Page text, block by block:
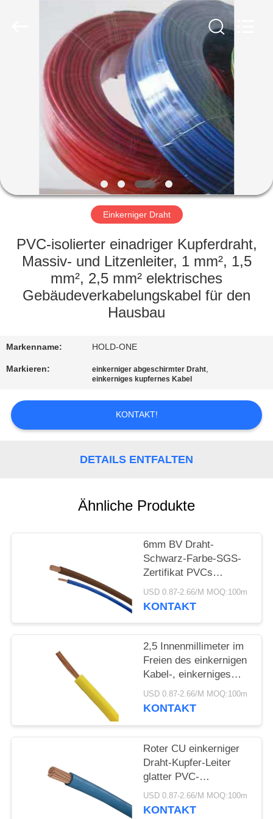
HAUS
PRODUKTE
VIDEOS
ÜBER
UNS
FABRIK-
AUSFLUG
QUALITÄTSKONTROLLE
SIE
MIT
IN
VERBINDUNG
DATENSCHUTZRICHTLINIE
Einkerniger Draht
PVC-isolierter einadriger Kupferdraht,
Massiv- und Litzenleiter, 1 mm², 1,5
mm², 2,5 mm² elektrisches
Gebäudeverkabelungskabel für den
Hausbau
Markenname: HOLD-ONE
Markieren: einkerniger abgeschirmter Draht,
einkerniges kupfernes Kabel
KONTAKT!
DETAILS ENTFALTEN
Ähnliche Produkte
6mm BV Draht-
Schwarz-Farbe-SGS-
Zertifikat PVCs
einkerniges für die
Heizung
USD 0.87-2.66/M MOQ:100m
KONTAKT
2,5 Innenmillimeter im
Freien des einkernigen
Kabel-, einkerniges
Kupferdraht PVC-Mittel
USD 0.87-2.66/M MOQ:100m
KONTAKT
Roter CU einkerniger
Draht-Kupfer-Leiter
glatter PVC-
Außenmantel für Haus
USD 0.87-2.66/M MOQ:100m
KONTAKT